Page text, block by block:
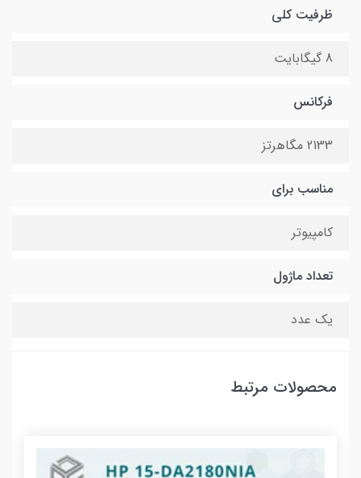
ظرفیت کلی
8 گیگابایت
فرکانس
2133 مگاهرتز
مناسب برای
کامپیوتر
تعداد ماژول
یک عدد
محصولات مرتبط